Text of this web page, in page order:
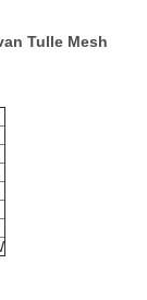
Tulle Mesh